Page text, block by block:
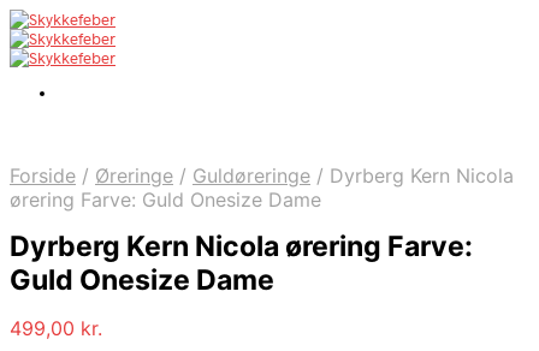
Forside / Øreringe / Guldøreringe / Dyrberg Kern Nicola
ørering Farve: Guld Onesize Dame
Dyrberg Kern Nicola ørering Farve:
Guld Onesize Dame
499,00 kr.